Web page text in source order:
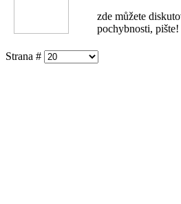
zde můžete
pochybnosti, pište!
Strana #